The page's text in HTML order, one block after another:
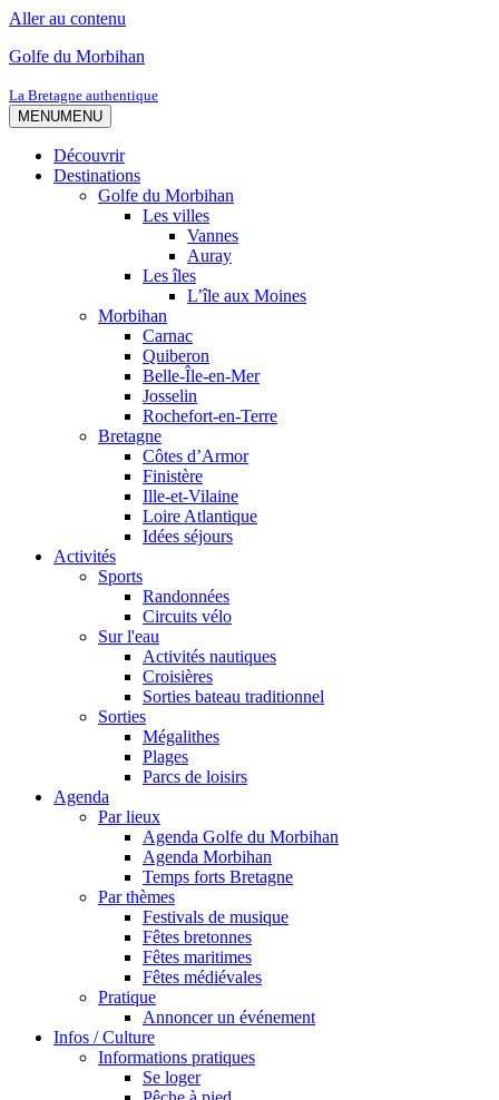
Aller au contenu
Golfe du Morbihan
La Bretagne authentique
MENUMENU
Découvrir
Destinations
Golfe du Morbihan
Les villes
Vannes
Auray
Les îles
L’île aux Moines
Morbihan
Carnac
Quiberon
Belle-Île-en-Mer
Josselin
Rochefort-en-Terre
Bretagne
Côtes d’Armor
Finistère
Ille-et-Vilaine
Loire Atlantique
Idées séjours
Activités
Sports
Randonnées
Circuits vélo
Sur l'eau
Activités nautiques
Croisières
Sorties bateau traditionnel
Sorties
Mégalithes
Plages
Parcs de loisirs
Agenda
Par lieux
Agenda Golfe du Morbihan
Agenda Morbihan
Temps forts Bretagne
Par thèmes
Festivals de musique
Fêtes bretonnes
Fêtes maritimes
Fêtes médiévales
Pratique
Annoncer un événement
Infos / Culture
Informations pratiques
Se loger